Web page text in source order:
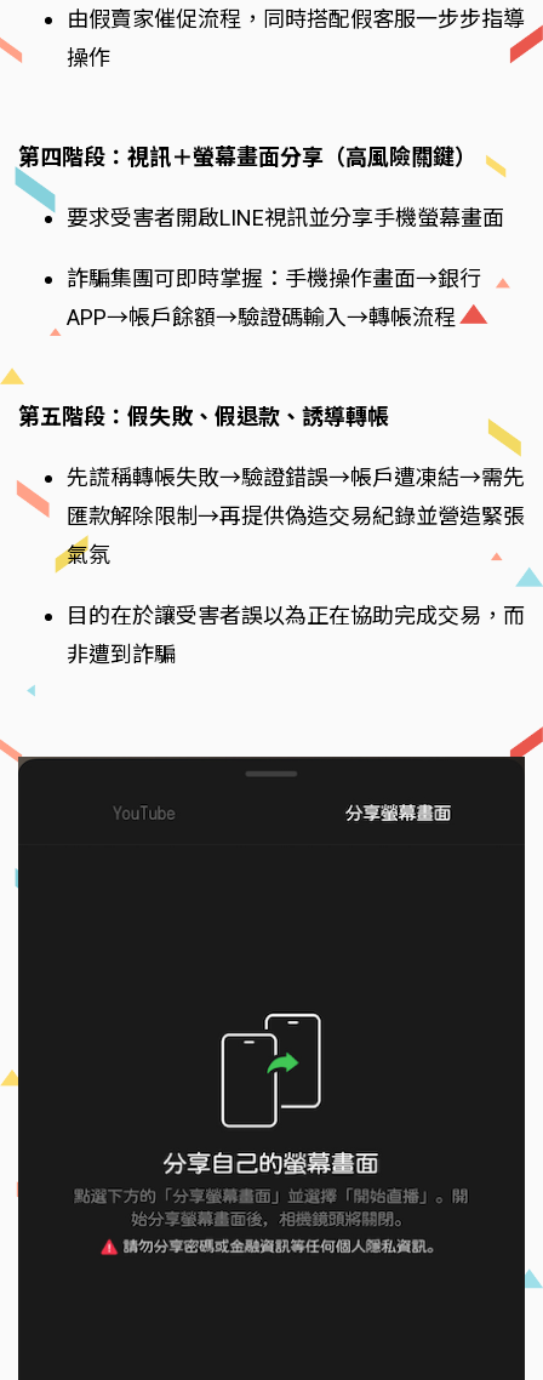
由假賣家催促流程，同時搭配假客服一步步指導
操作
第四階段：視訊＋螢幕畫面分享（高風險關鍵）
要求受害者開啟LINE視訊並分享手機螢幕畫面
詐騙集團可即時掌握：手機操作畫面→銀行
APP→帳戶餘額→驗證碼輸入→轉帳流程
第五階段：假失敗、假退款、誘導轉帳
先謊稱轉帳失敗→驗證錯誤→帳戶遭凍結→需先
匯款解除限制→再提供偽造交易紀錄並營造緊張
氣氛
目的在於讓受害者誤以為正在協助完成交易，而
非遭到詐騙